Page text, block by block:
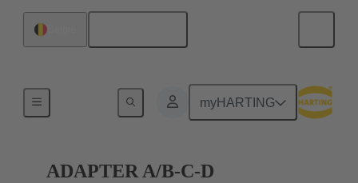
myHARTING
Moederbord naar dochterkaart-aansluiting
ADAPTER A/B-C-D